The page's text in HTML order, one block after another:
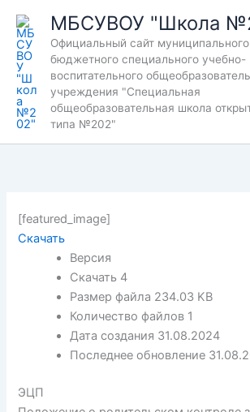
содержимому
МБСУВОУ "Школа
Официальный сайт муниципального
бюджетного специального учебно-
воспитательного
учреждения "Специальная
общеобразовательная школа
типа №202"
[featured_image]
Скачать
Версия
Скачать 4
Размер файла 234.03 KB
Количество файлов 1
Дата создания 31.08.2024
Последнее обновление
ЭЦП